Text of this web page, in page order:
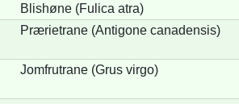
Blishøne (Fulica atra)
Prærietrane (Antigone canadensis)
Jomfrutrane (Grus virgo)